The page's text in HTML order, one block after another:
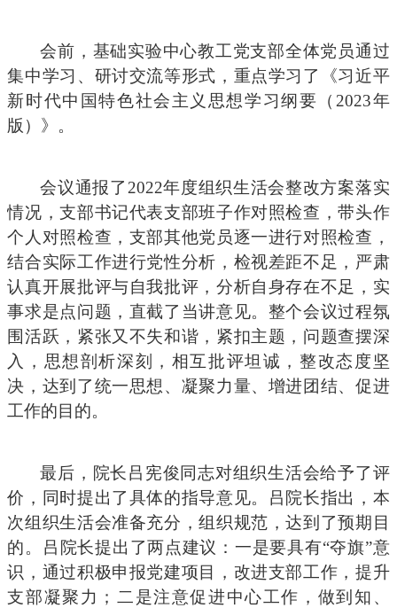
会前，基础实验中心教工党支部全体党员通过
集中学习、研讨交流等形式，重点学习了《习近平
新时代中国特色社会主义思想学习纲要（ 2023年
版）》。
会议通报了2022年度组织生活会整改方案落实
情况，支部书记代表支部班子作对照检查，带头作
个人对照检查，支部其他党员逐一进行对照检查，
结合实际工作进行党性分析，检视差距不足，严肃
认真开展批评与自我批评，分析自身存在不足，实
事求是点问题，直截了当讲意见。整个会议过程氛
围活跃，紧张又不失和谐，紧扣主题，问题查摆深
入，思想剖析深刻，相互批评坦诚，整改态度坚
决，达到了统一思想、凝聚力量、增进团结、促进
工作的目的。
最后，院长吕宪俊同志对组织生活会给予了评
价，同时提出了具体的指导意见。吕院长指出，本
次组织生活会准备充分，组织规范，达到了预期目
的。吕院长提出了两点建议：一是要具有“夺旗”意
识，通过积极申报党建项目，改进支部工作，提升
支部凝聚力；二是注意促进中心工作，做到知、